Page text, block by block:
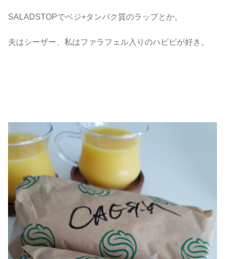
SALADSTOPでベジ+タンパク質のラップとか。
夫はシーザー、私はファラフェル入りのハビビが好き。